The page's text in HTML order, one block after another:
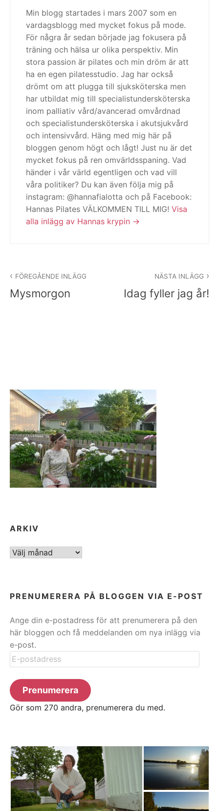
Min blogg startades i mars 2007 som en
vardagsblogg med mycket fokus på mode.
För några år sedan började jag fokusera på
träning och hälsa ur olika perspektiv. Min
stora passion är pilates och min dröm är att
ha en egen pilatesstudio. Jag har också
drömt om att plugga till sjuksköterska men
har utbildat mig till specialistundersköterska
inom palliativ vård/avancerad omvårdnad
och specialistundersköterska i akutsjukvård
och intensivvård. Häng med mig här på
bloggen genom högt och lågt! Just nu är det
mycket fokus på ren omvärldsspaning. Vad
händer i vår värld egentligen och vad vill
våra politiker? Du kan även följa mig på
instagram: @hannafialotta och på Facebook:
Hannas Pilates VÄLKOMMEN TILL MIG! Visa
alla inlägg av Hannas krypin
FÖREGÅENDE INLÄGG
Mysmorgon
NÄSTA INLÄGG
Idag fyller jag år!
ARKIV
ARKIV
PRENUMERERA PÅ BLOGGEN VIA E-POST
Ange din e-postadress för att prenumerera på den
här bloggen och få meddelanden om nya inlägg via
e-post.
E-
postadress
Prenumerera
Gör som 270 andra, prenumerera du med.